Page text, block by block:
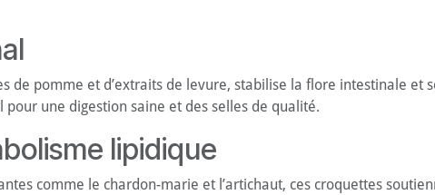
de pomme et d’extraits de levure, stabilise la flore intestinale et
une digestion saine et des selles de qualité.
lipidique
comme le chardon-marie et l’artichaut, ces croquettes